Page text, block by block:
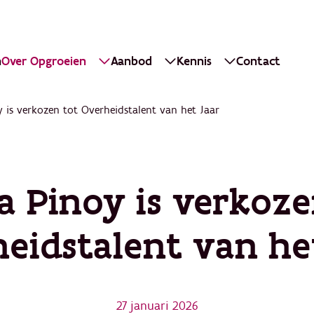
Over Opgroeien Aanbod Kennis Contact
is verkozen tot Overheidstalent van het Jaar
Pinoy is
van
27 januari 2026